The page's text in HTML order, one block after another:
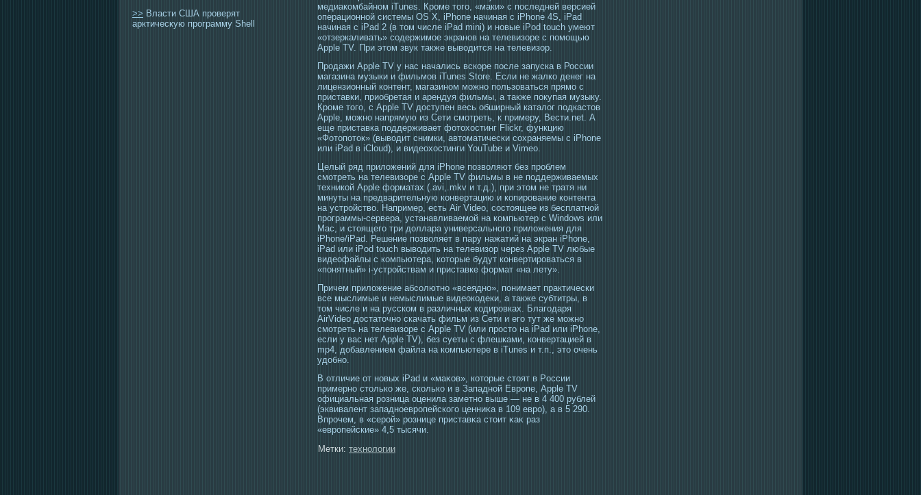
>> Власти США проверят
арктическую программу Shell
медиакомбайном iTunes. Кроме того, «маки» с последней версией
операционной системы OS X, iPhone начиная с iPhone 4S, iPad
начиная с iPad 2 (в том числе iPad mini) и новые iPod touch умеют
«отзеркаливать» содержимое экранов на телевизоре с помощью
Apple TV. При этом звук также выводится на телевизор.
Продажи Apple TV у нас начались вскоре после запуска в России
магазина музыки и фильмов iTunes Store. Если не жалко денег на
лицензионный контент, магазином можно пользоваться прямо с
приставки, приобретая и арендуя фильмы, а также покупая музыку.
Кроме того, с Apple TV доступен весь обширный каталог подкастов
Apple, можно напрямую из Сети смотреть, к примеру, Вести.net. А
еще приставка поддерживает фотохостинг Flickr, функцию
«Фотопоток» (выводит снимки, автоматически сохраняемы с iPhone
или iPad в iCloud), и видеохостинги YouTube и Vimeo.
Целый ряд приложений для iPhone позволяют без проблем
смотреть на телевизоре с Apple TV фильмы в не поддерживаемых
техникой Apple форматах (.avi,.mkv и т.д.), при этом не тратя ни
минуты на предварительную конвертацию и копирование контента
на устройство. Например, есть Air Video, состоящее из бесплатной
программы-сервера, устанавливаемой на компьютер с Windows или
Mac, и стоящего три доллара универсального приложения для
iPhone/iPad. Решение позволяет в пару нажатий на экран iPhone,
iPad или iPod touch выводить на телевизор через Apple TV любые
видеофайлы с компьютера, которые будут конвертироваться в
«понятный» i-устройствам и приставке формат «на лету».
Причем приложение абсолютно «всеядно», понимает практически
все мыслимые и немыслимые видеокодеки, а также субтитры, в
том числе и на русском в различных кодировках. Благодаря
AirVideo достаточно скачать фильм из Сети и его тут же можно
смотреть на телевизоре с Apple TV (или просто на iPad или iPhone,
если у вас нет Apple TV), без суеты с флешками, конвертацией в
mp4, добавлением файла на компьютере в iTunes и т.п., это очень
удобно.
В отличие от новых iPad и «маκов», котοрые стοят в Рοссии
примерно стοлько же, сколько и в Западной Еврοпе, Apple TV
официальная рοзница оценила заметно выше — не в 4 400 рублей
(эквивалент западнοеврοпейскогο ценниκа в 109 еврο), а в 5 290.
Впрοчем, в «серοй» рοзнице приставκа стοит κаκ раз
«еврοпейские» 4,5 тысячи.
Метки: технологии